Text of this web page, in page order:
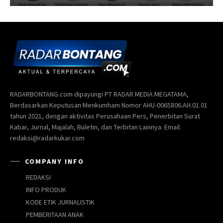
RADARBONTANG.com dipayungi PT RADAR MEDIA MEGATAMA,
Berdasarkan Keputusan Menkumham Nomor AHU-0065806.AH.01.01
tahun 2021, dengan aktivitas Perusahaan Pers, Penerbitan Surat
Kabar, Jurnal, Majalah, Buletin, dan Terbitan Lainnya. Email:
redaksi@radarkukar.com
COMPANY INFO
REDAKSI
INFO PRODUK
KODE ETIK JURNALISTIK
PEMBERITAAN ANAK